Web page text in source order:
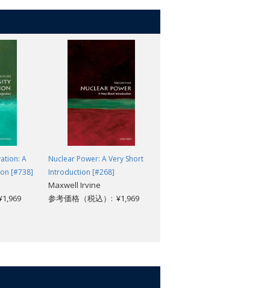
A
[#738]
Nuclear Power: A Very Short
Introduction [#268]
Maxwell Irvine
参考価格（税込）: ¥1,969